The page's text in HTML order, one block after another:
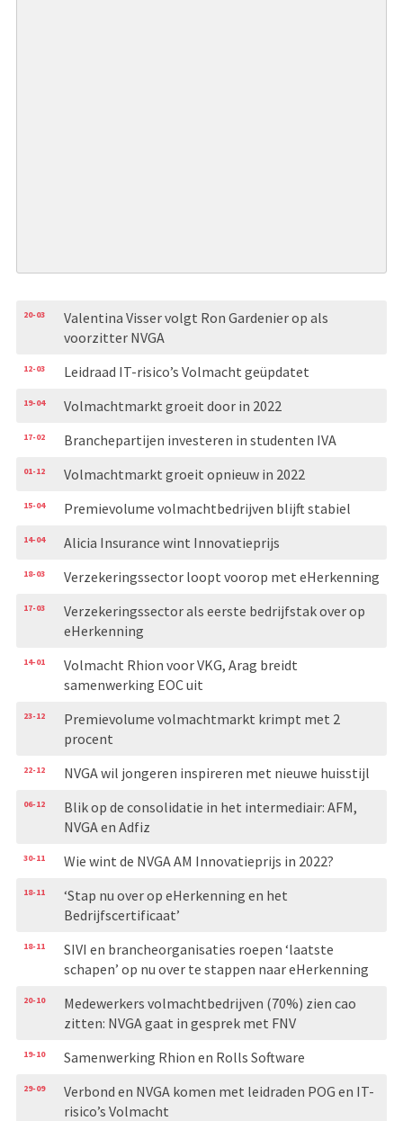
20-03
Valentina Visser volgt Ron Gardenier op als
voorzitter NVGA
12-03 Leidraad IT-risico’s Volmacht geüpdatet
19-04 Volmachtmarkt groeit door in 2022
17-02 Branchepartijen investeren in studenten IVA
01-12 Volmachtmarkt groeit opnieuw in 2022
15-04 Premievolume volmachtbedrijven blijft stabiel
14-04 Alicia Insurance wint Innovatieprijs
18-03 Verzekeringssector loopt voorop met eHerkenning
17-03
Verzekeringssector als eerste bedrijfstak over op
eHerkenning
14-01
Volmacht Rhion voor VKG, Arag breidt
samenwerking EOC uit
23-12
Premievolume volmachtmarkt krimpt met 2
procent
22-12 NVGA wil jongeren inspireren met nieuwe huisstijl
06-12
Blik op de consolidatie in het intermediair: AFM,
NVGA en Adfiz
30-11 Wie wint de NVGA AM Innovatieprijs in 2022?
18-11
‘Stap nu over op eHerkenning en het
Bedrijfscertificaat’
18-11
SIVI en brancheorganisaties roepen ‘laatste
schapen’ op nu over te stappen naar eHerkenning
20-10
Medewerkers volmachtbedrijven (70%) zien cao
zitten: NVGA gaat in gesprek met FNV
19-10 Samenwerking Rhion en Rolls Software
29-09
Verbond en NVGA komen met leidraden POG en IT-
risico’s Volmacht